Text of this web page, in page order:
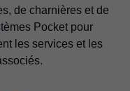
de charnières et de
Pocket pour
les services et les